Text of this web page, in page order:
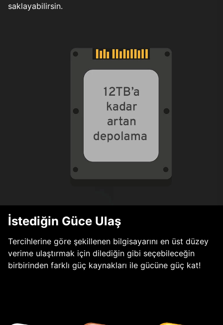
saklayabilirsin.
İstediğin Güce Ulaş
Tercihlerine göre şekillenen bilgisayarını en üst düzey
verime ulaştırmak için dilediğin gibi seçebileceğin
birbirinden farklı güç kaynakları ile gücüne güç kat!